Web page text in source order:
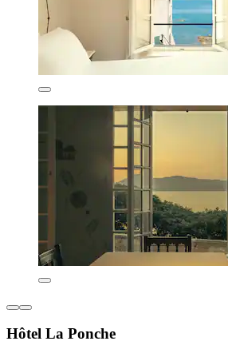
Hôtel La Ponche